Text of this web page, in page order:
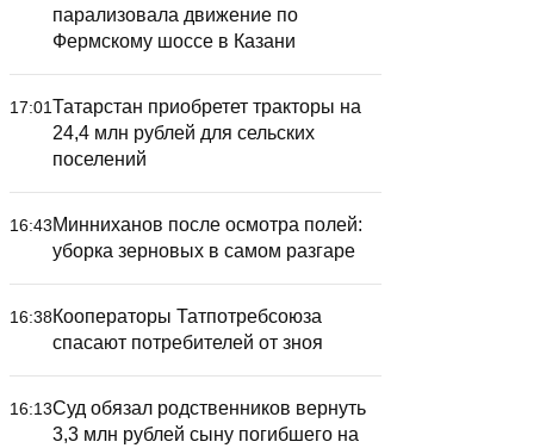
ты студент: вузы Казани
стали перевалочной базой
В организации незаконной миграции
обвиняют шестерых уроженцев
Туркменистана, которые помогали своим
соотечественникам поступить в
казанские вузы и таким образом
парализовала движение по
Фермскому шоссе в Казани
17:01Татарстан приобретет тракторы на
24,4 млн рублей для сельских
поселений
16:43Минниханов после осмотра полей:
уборка зерновых в самом разгаре
16:38Кооператоры Татпотребсоюза
спасают потребителей от зноя
16:13Суд обязал родственников вернуть
3,3 млн рублей сыну погибшего на